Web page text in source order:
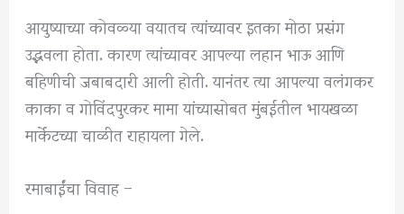
आयुष्याच्या कोवळ्या वयातच त्यांच्यावर इतका मोठा प्रसंग
उद्भवला होता. कारण त्यांच्यावर आपल्या लहान भाऊ आणि
बहिणीची जबाबदारी आली होती. यानंतर त्या आपल्या वलंगकर
काका व गोविंदपुरकर मामा यांच्यासोबत मुंबईतील भायखळा
मार्केटच्या चाळीत राहायला गेले.
रमाबाईंचा विवाह –